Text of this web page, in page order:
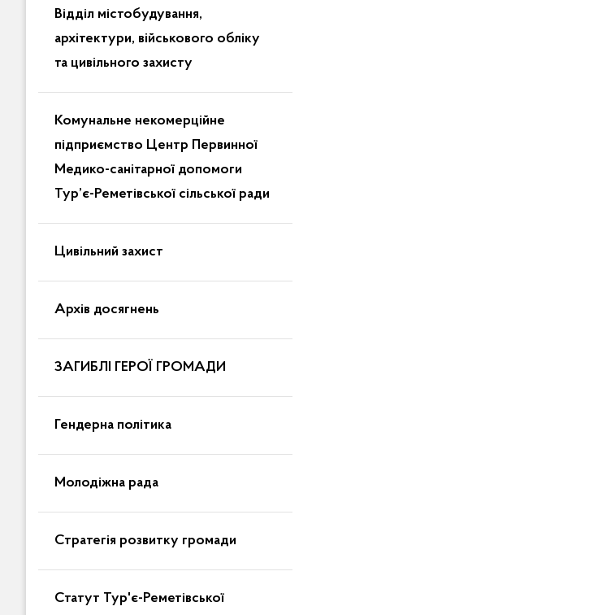
Відділ містобудування,
архітектури, військового обліку
та цивільного захисту
Комунальне некомерційне
підприємство Центр Первинної
Медико-санітарної допомоги
Тур’є-Реметівської сільської ради
Цивільний захист
Архів досягнень
ЗАГИБЛІ ГЕРОЇ ГРОМАДИ
Гендерна політика
Молодіжна рада
Стратегія розвитку громади
Статут Тур'є-Реметівської